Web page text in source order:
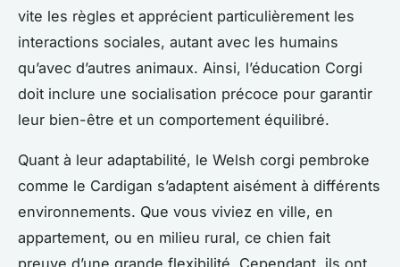
vite les règles et apprécient particulièrement les
interactions sociales, autant avec les humains
qu’avec d’autres animaux. Ainsi, l’éducation Corgi
doit inclure une socialisation précoce pour garantir
leur bien-être et un comportement équilibré.
Quant à leur adaptabilité, le Welsh corgi pembroke
comme le Cardigan s’adaptent aisément à différents
environnements. Que vous viviez en ville, en
appartement, ou en milieu rural, ce chien fait
preuve d’une grande flexibilité. Cependant, ils ont